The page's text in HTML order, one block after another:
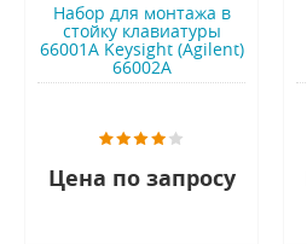
Набор для монтажа в
стойку клавиатуры
66001A Keysight (Agilent)
66002A
Цена по запросу